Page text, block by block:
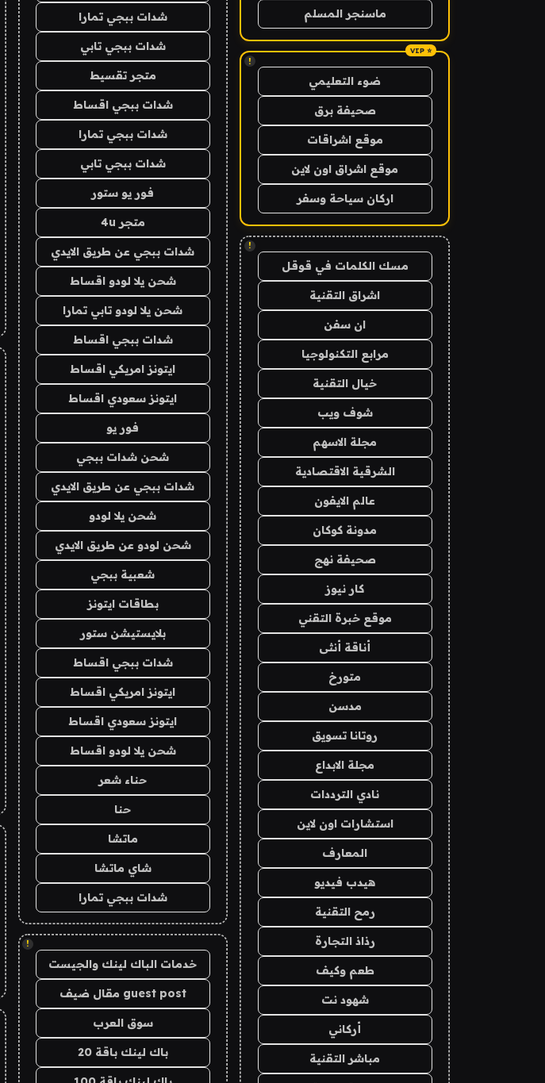
ماسنجر المسلم
!
ضوء التعليمي
صحيفة برق
موقع اشراقات
موقع اشراق اون لاين
اركان سياحة وسفر
!
مسك الكلمات في قوقل
اشراق التقنية
ان سفن
مرابع التكنولوجيا
خيال التقنية
شوف ويب
مجلة الاسهم
الشرقية الاقتصادية
عالم الايفون
مدونة كوكان
صحيفة نهج
كار نيوز
موقع خبرة التقني
أناقة أنثى
متورخ
مدسن
روتانا تسويق
مجلة الابداع
نادي الترددات
استشارات اون لاين
المعارف
هيدب فيديو
رمح التقنية
رذاذ التجارة
طعم وكيف
شهود نت
أركاني
مباشر التقنية
شدات ببجي تمارا
شدات ببجي تابي
متجر تقسيط
شدات ببجي اقساط
شدات ببجي تمارا
شدات ببجي تابي
فور يو ستور
متجر 4u
شدات ببجي عن طريق الايدي
شحن يلا لودو اقساط
شحن يلا لودو تابي تمارا
شدات ببجي اقساط
ايتونز امريكي اقساط
ايتونز سعودي اقساط
فور يو
شحن شدات ببجي
شدات ببجي عن طريق الايدي
شحن يلا لودو
شحن لودو عن طريق الايدي
شعبية ببجي
بطاقات ايتونز
بلايستيشن ستور
شدات ببجي اقساط
ايتونز امريكي اقساط
ايتونز سعودي اقساط
شحن يلا لودو اقساط
حناء شعر
حنا
ماتشا
شاي ماتشا
شدات ببجي تمارا
!
خدمات الباك لينك والجيست
guest post مقال ضيف
سوق العرب
باك لينك باقة 20